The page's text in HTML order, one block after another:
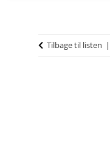
Tilbage til listen